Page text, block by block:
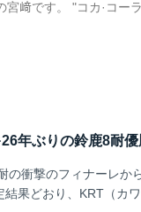
宮﨑です。 "コカ·コー
年ぶりの鈴鹿8耐
の衝撃のフィナーレか
結果どおり、KRT（カ